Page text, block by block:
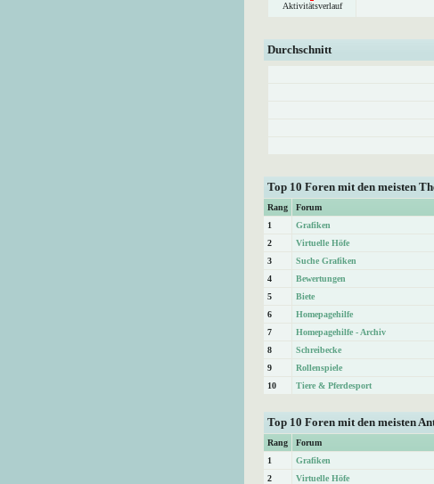
Aktivitätsverlauf
Durchschnitt
Top 10 Foren mit den meisten
Rang Forum
1
Grafiken
2
Virtuelle Höfe
3
Suche Grafiken
4
Bewertungen
5
Biete
6
Homepagehilfe
7
Homepagehilfe - Archiv
8
Schreibecke
9
Rollenspiele
10
Tiere & Pferdesport
Top 10 Foren mit den meisten
Rang Forum
1
Grafiken
2
Virtuelle Höfe